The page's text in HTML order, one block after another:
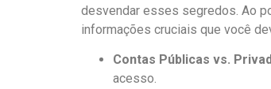
desvendar esses ​segredos. Ao
informações cruciais ⁢que você
Contas Públicas vs.
acesso.